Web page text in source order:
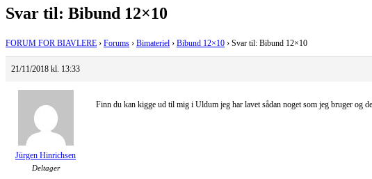
Svar til: Bibund 12×10
FORUM FOR BIAVLERE › Forums › Bimateriel › Bibund 12×10 › Svar til: Bibund 12×10
21/11/2018 kl. 13:33
Jürgen Hinrichsen
Deltager
Finn du kan kigge ud til mig i Uldum jeg har lavet sådan noget som jeg bruger og